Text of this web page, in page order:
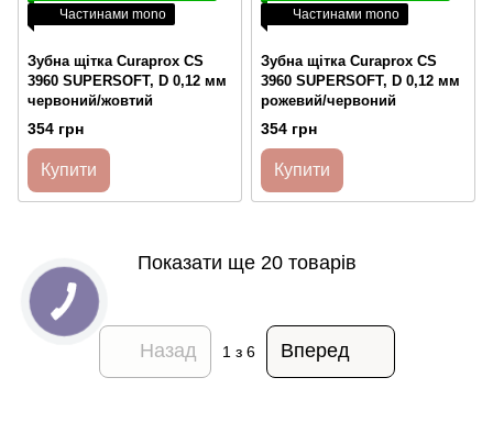
Частинами mono
Зубна щітка Curaprox CS
3960 SUPERSOFT, D 0,12 мм
червоний/жовтий
354 грн
Купити
Частинами mono
Зубна щітка Curaprox CS
3960 SUPERSOFT, D 0,12 мм
рожевий/червоний
354 грн
Купити
Показати ще 20 товарів
Назад 1 з 6 Вперед